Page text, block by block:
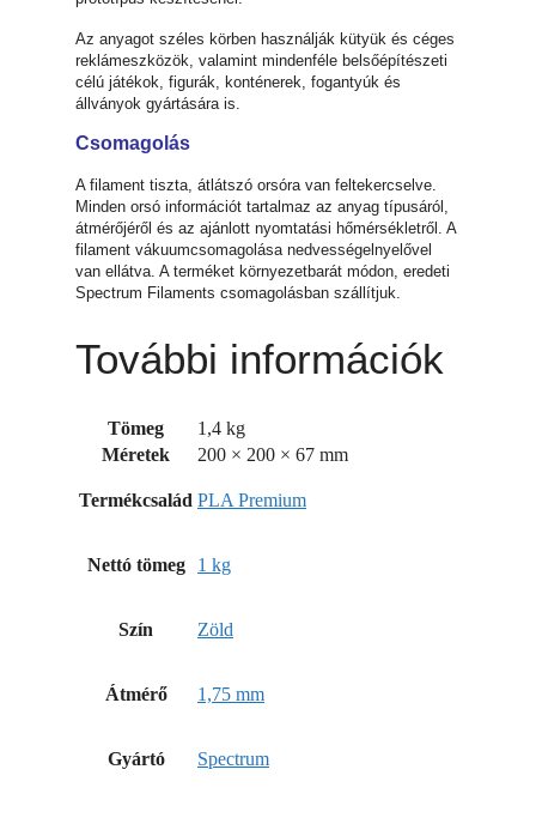
Az anyagot széles körben használják kütyük és céges
reklámeszközök, valamint mindenféle belsőépítészeti
célú játékok, figurák, konténerek, fogantyúk és
állványok gyártására is.
Csomagolás
A filament tiszta, átlátszó orsóra van feltekercselve.
Minden orsó információt tartalmaz az anyag típusáról,
átmérőjéről és az ajánlott nyomtatási hőmérsékletről. A
filament vákuumcsomagolása nedvességelnyelővel
van ellátva. A terméket környezetbarát módon, eredeti
Spectrum Filaments csomagolásban szállítjuk.
További információk
Tömeg
1,4 kg
Méretek
200 × 200 × 67 mm
Termékcsalád PLA Premium
Nettó tömeg 1 kg
Szín Zöld
Átmérő 1,75 mm
Gyártó Spectrum